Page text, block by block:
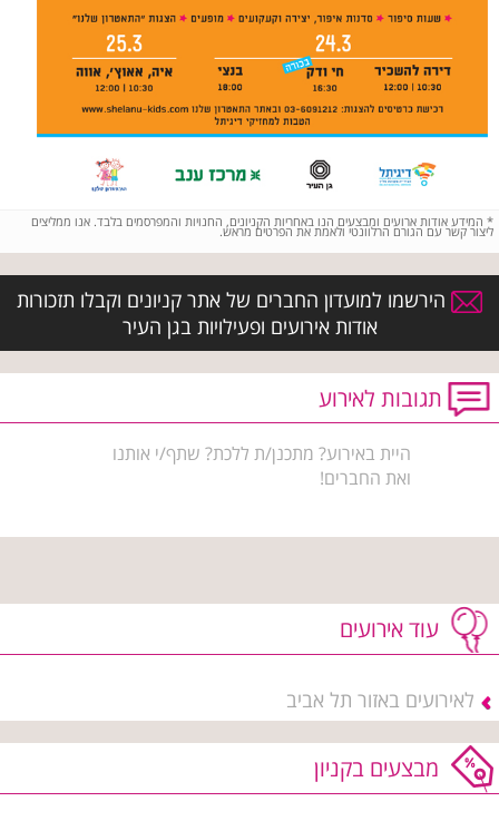
* המידע אודות ארועים ומבצעים הנו באחריות הקניונים, החנויות והמפרסמים בלבד. אנו ממליצים
ליצור קשר עם הגורם הרלוונטי ולאמת את הפרטים מראש.
הירשמו למועדון החברים של אתר קניונים וקבלו תזכורות
אודות אירועים ופעילויות בגן העיר
תגובות לאירוע
היית באירוע? מתכנן/ת ללכת? שתף/י אותנו
ואת החברים!
עוד אירועים
לאירועים באזור תל אביב
מבצעים בקניון